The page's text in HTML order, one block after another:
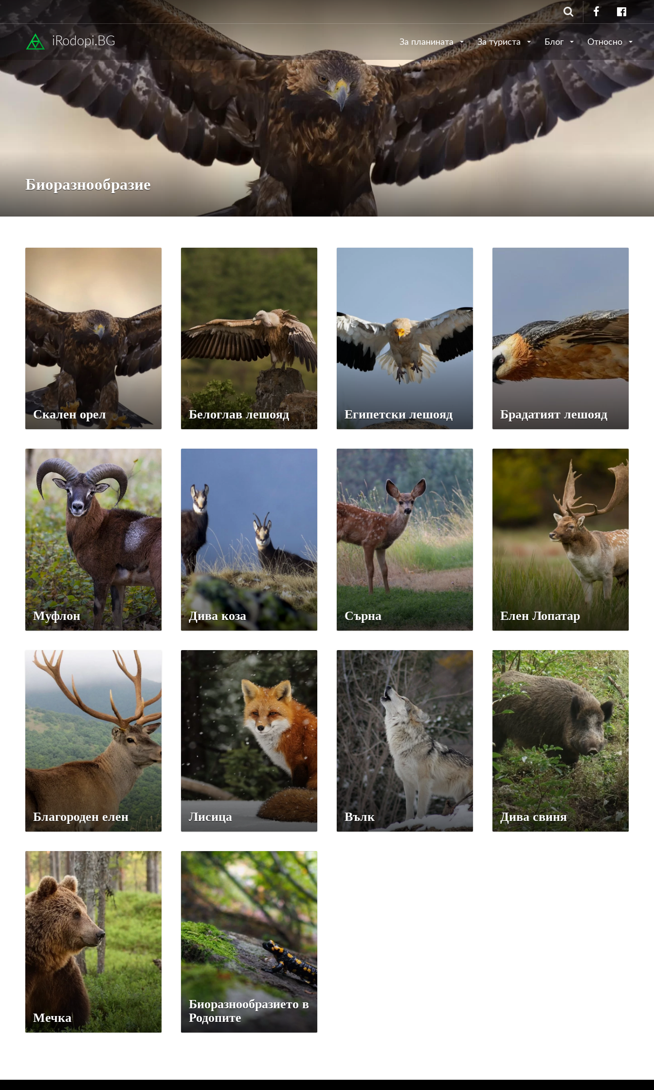
iRodopi.BG За планината За туриста Блог Относно
Биоразнообразие
Скален орел Белоглав лешояд Египетски лешояд Брадатият лешояд
Муфлон Дива коза Сърна Елен Лопатар
Благороден елен Лисица Вълк Дива свиня
Мечка
Биоразнообразието в
Родопите